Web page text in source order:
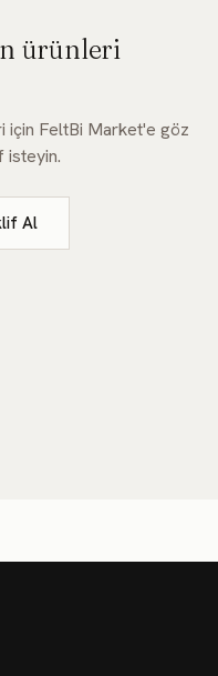
ürünleri
için FeltBi Market'e göz
isteyin.
Al